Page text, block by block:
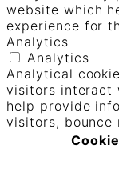
website which
experience for
Analytics
Analytics
Analytical
visitors interact
help provide
visitors,
Cookie